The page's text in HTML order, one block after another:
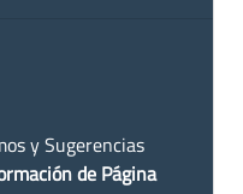
y Sugerencias
de Página